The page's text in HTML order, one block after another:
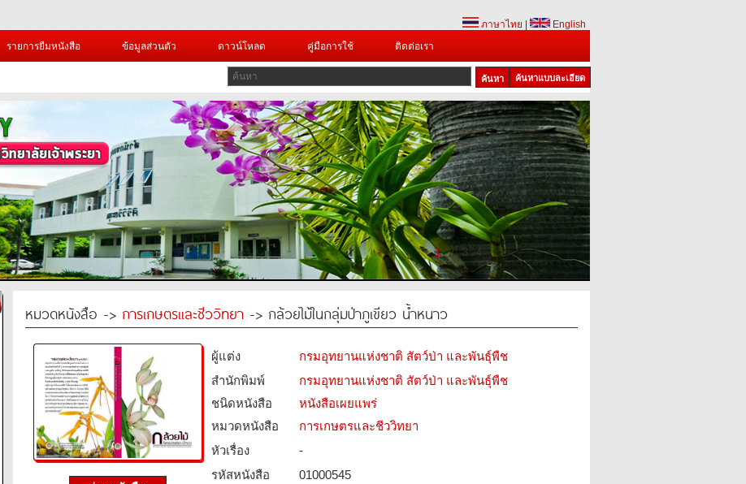
ภาษาไทย
English
รายการยืมหนังสือ ข้อมูลส่วนตัว ดาวน์โหลด คู่มือการใช้ ติดต่อเรา
ค้นหาแบบละเอียด
1 2 3 4
หมวดหนังสือ -> การเกษตรและชีววิทยา -> กล้วยไม้ในกลุ่มป่าภูเขียว น้ำหนาว
ผู้แต่ง
กรมอุทยานแห่งชาติ สัตว์ป่า และพันธุ์พืช
สำนักพิมพ์
กรมอุทยานแห่งชาติ สัตว์ป่า และพันธุ์พืช
ชนิดหนังสือ­
หนังสือเผยแพร่
หมวดหนังสือ­
การเกษตรและชีววิทยา
หัวเรื่อง
-
รหัสหนังสือ­
01000545